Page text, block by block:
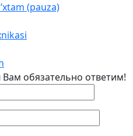
(pauza)
обязательно ответим!